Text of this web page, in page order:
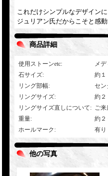
これだけシンプルなデザイン
ジュリアン氏だからこそと感
商品詳細
使用ストーンetc:
メ
石サイズ:
約１
リング部幅:
セン
リングサイズ:
約２
リングサイズ直しについて: ご
重量:
約２
ホールマーク : 有り
他の写真